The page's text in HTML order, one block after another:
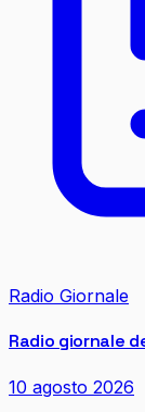
Radio Giornale
Radio giornale
10 agosto 2026